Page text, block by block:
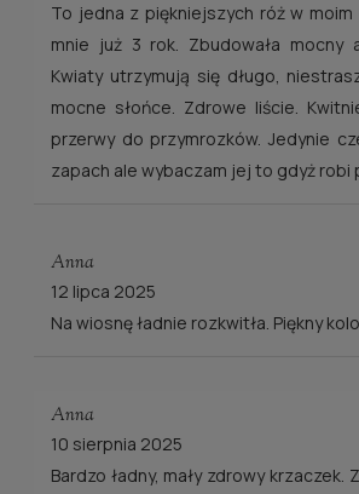
To jedna z piękniejszych róż w
mnie już 3 rok. Zbudowała mocny
Kwiaty utrzymują się długo,
mocne słońce. Zdrowe liście.
przerwy do przymrozków. Jedynie
zapach ale wybaczam jej to gdyż robi
Anna
12 lipca 2025
Na wiosnę ładnie rozkwitła. Piękny
Anna
10 sierpnia 2025
Bardzo ładny, mały zdrowy